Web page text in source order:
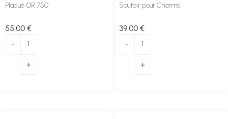
Plaqué OR 750
55 .00 €
Sautoir pour Charms
39.00 €